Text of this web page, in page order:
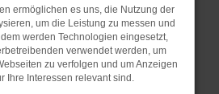
birgt nicht nur ein
sondern kann auch dazu
Funktionen nicht mehr
ermöglichen es uns, die Nutzung der
um die Leistung zu messen und
werden Technologien eingesetzt,
verwendet werden, um
zu verfolgen und um Anzeigen
Ihre Interessen relevant sind.